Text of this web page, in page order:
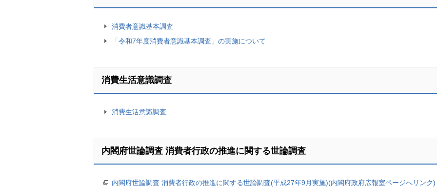
消費者意識基本調査
「令和7年度消費者意識基本調査」の実施について
消費生活意識調査
消費生活意識調査
内閣府世論調査 消費者行政の推進に関する世論調査
内閣府世論調査 消費者行政の推進に関する世論調査(平成27年9月実施)(内閣府政府広報室ページへリンク)